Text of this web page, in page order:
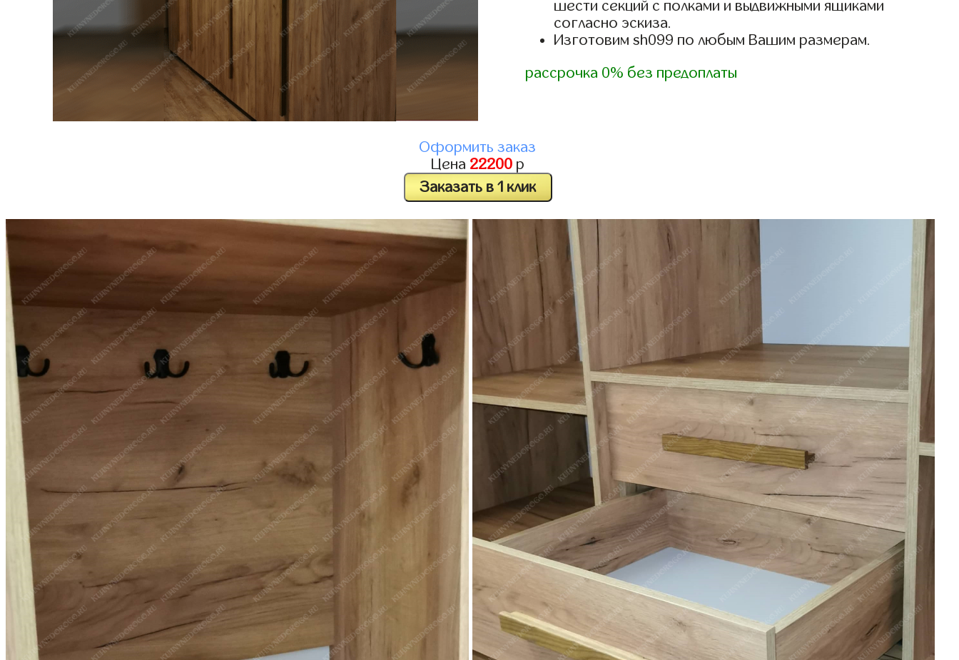
шести секций с полками и выдвижными ящиками
согласно эскиза.
Изготовим sh099 по любым Вашим размерам.
рассрочка 0% без предоплаты
Оформить заказ
Цена 22200 р
Заказать в 1 клик